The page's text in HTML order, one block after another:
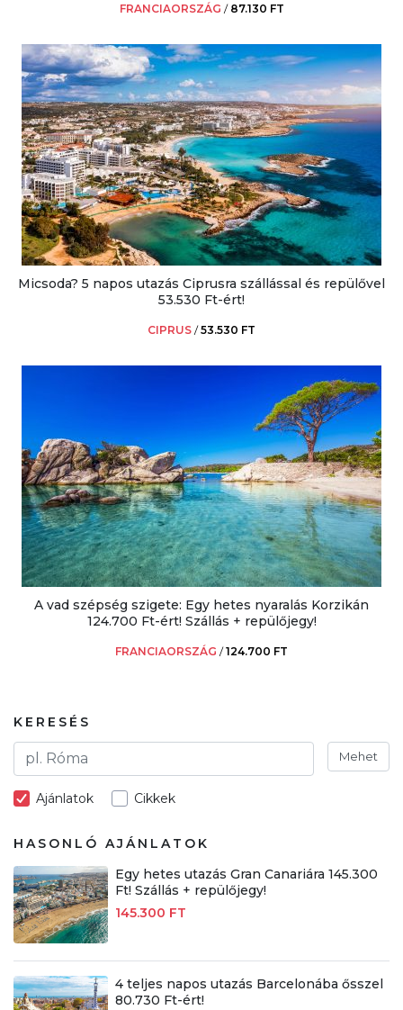
FRANCIAORSZÁG / 87.130 FT
Micsoda? 5 napos utazás Ciprusra szállással és repülővel
53.530 Ft-ért!
CIPRUS /53.530 FT
A vad szépség szigete: Egy hetes nyaralás Korzikán
124.700 Ft-ért! Szállás + repülőjegy!
FRANCIAORSZÁG /124.700 FT
KERESÉS
Mehet
Ajánlatok Cikkek
HASONLÓ AJÁNLATOK
Egy hetes utazás Gran Canariára 145.300
Ft! Szállás + repülőjegy!
145.300 FT
4 teljes napos utazás Barcelonába ősszel
80.730 Ft-ért!